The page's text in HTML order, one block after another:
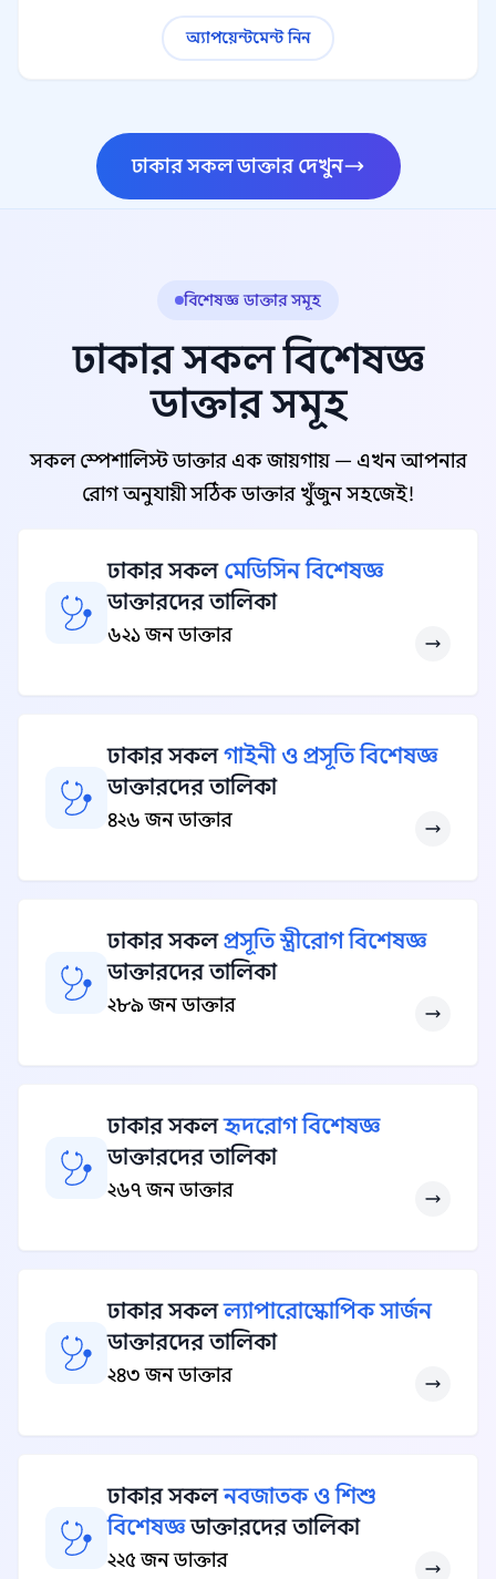
অ্যাপয়েন্টমেন্ট নিন
ঢাকার সকল ডাক্তার দেখুন
বিশেষজ্ঞ ডাক্তার সমূহ
ঢাকার সকল বিশেষজ্ঞ
ডাক্তার সমূহ
সকল স্পেশালিস্ট ডাক্তার এক জায়গায় — এখন আপনার
রোগ অনুযায়ী সঠিক ডাক্তার খুঁজুন সহজেই!
ঢাকার সকল মেডিসিন বিশেষজ্ঞ
ডাক্তারদের তালিকা
৬২১ জন ডাক্তার
ঢাকার সকলগাইনী ও প্রসূতি বিশেষজ্ঞ
ডাক্তারদের তালিকা
৪২৬ জন ডাক্তার
ঢাকার সকলপ্রসূতি স্ত্রীরোগ বিশেষজ্ঞ
ডাক্তারদের তালিকা
২৮৯ জন ডাক্তার
ঢাকার সকলহৃদরোগ বিশেষজ্ঞ
ডাক্তারদের তালিকা
২৬৭ জন ডাক্তার
ঢাকার সকলল্যাপারোস্কোপিক সার্জন
ডাক্তারদের তালিকা
২৪৩ জন ডাক্তার
ঢাকার সকলনবজাতক ও শিশু
বিশেষজ্ঞডাক্তারদের তালিকা
২২৫ জন ডাক্তার